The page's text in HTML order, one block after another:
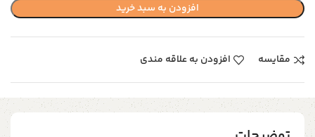
افزودن به سبد خرید
مقایسه افزودن به علاقه مندی